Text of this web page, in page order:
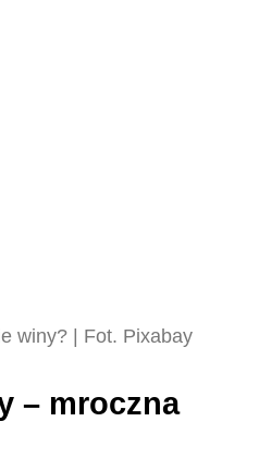
winy? | Fot. Pixabay
– mroczna